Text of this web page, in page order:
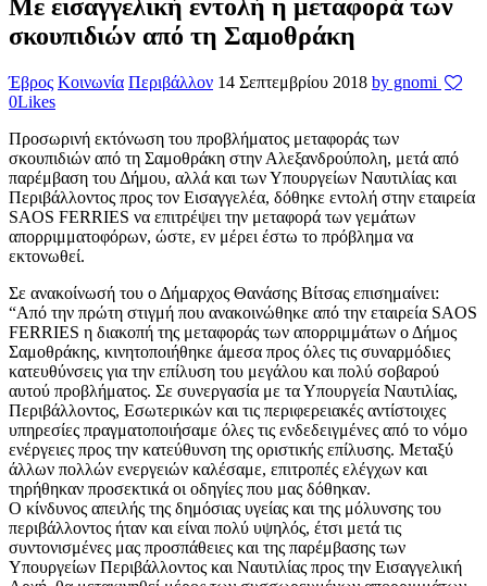
Με εισαγγελική εντολή η μεταφορά των
σκουπιδιών από τη Σαμοθράκη
Έβρος Κοινωνία Περιβάλλον 14 Σεπτεμβρίου 2018 by gnomi
0Likes
Προσωρινή εκτόνωση του προβλήματος μεταφοράς των
σκουπιδιών από τη Σαμοθράκη στην Αλεξανδρούπολη, μετά από
παρέμβαση του Δήμου, αλλά και των Υπουργείων Ναυτιλίας και
Περιβάλλοντος προς τον Εισαγγελέα, δόθηκε εντολή στην εταιρεία
SAOS FΕRRIES να επιτρέψει την μεταφορά των γεμάτων
απορριμματοφόρων, ώστε, εν μέρει έστω το πρόβλημα να
εκτονωθεί.
Σε ανακοίνωσή του ο Δήμαρχος Θανάσης Βίτσας επισημαίνει:
“Από την πρώτη στιγμή που ανακοινώθηκε από την εταιρεία SAOS
FERRIES η διακοπή της μεταφοράς των απορριμμάτων ο Δήμος
Σαμοθράκης, κινητοποιήθηκε άμεσα προς όλες τις συναρμόδιες
κατευθύνσεις για την επίλυση του μεγάλου και πολύ σοβαρού
αυτού προβλήματος. Σε συνεργασία με τα Υπουργεία Ναυτιλίας,
Περιβάλλοντος, Εσωτερικών και τις περιφερειακές αντίστοιχες
υπηρεσίες πραγματοποιήσαμε όλες τις ενδεδειγμένες από το νόμο
ενέργειες προς την κατεύθυνση της οριστικής επίλυσης. Μεταξύ
άλλων πολλών ενεργειών καλέσαμε, επιτροπές ελέγχων και
τηρήθηκαν προσεκτικά οι οδηγίες που μας δόθηκαν.
Ο κίνδυνος απειλής της δημόσιας υγείας και της μόλυνσης του
περιβάλλοντος ήταν και είναι πολύ υψηλός, έτσι μετά τις
συντονισμένες μας προσπάθειες και της παρέμβασης των
Υπουργείων Περιβάλλοντος και Ναυτιλίας προς την Εισαγγελική